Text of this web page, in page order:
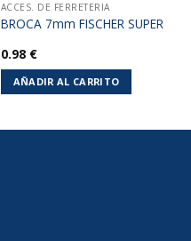
ACCES. DE FERRETERIA
BROCA 7mm FISCHER SUPER
0.98 €
AÑADIR AL CARRITO